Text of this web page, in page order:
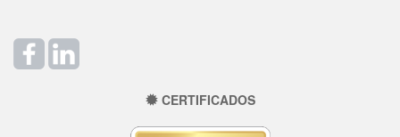
CERTIFICADOS